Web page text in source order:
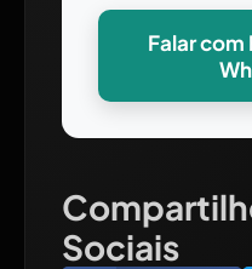
Falar com
Sociais